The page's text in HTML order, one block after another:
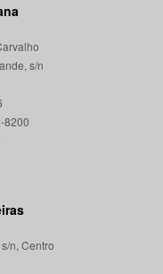
s/n
n, Centro